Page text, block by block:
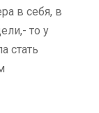
в себя, в
то у
стать